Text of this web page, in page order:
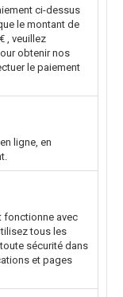
ci-dessus
le montant de
, veuillez
obtenir nos
le paiement
ligne, en
fonctionne avec
tous les
sécurité dans
et pages